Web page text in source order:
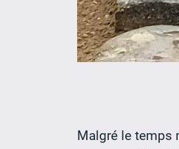
Malgré le temps